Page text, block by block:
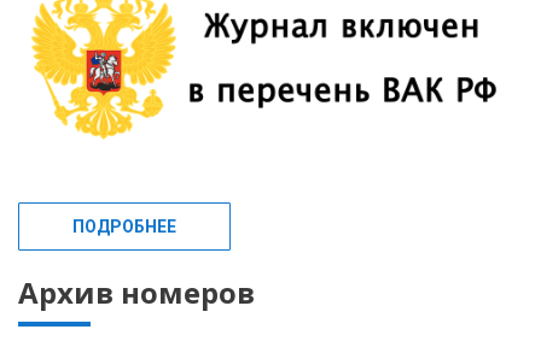
ПОДРОБНЕЕ
Архив номеров